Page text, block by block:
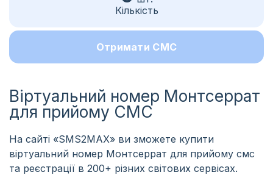
Кількість
Отримати СМС
Віртуальний номер Монтсеррат
для прийому СМС
На сайті «SMS2MAX» ви зможете купити
віртуальний номер Монтсеррат для прийому смс
та реєстрації в 200+ різних світових сервісах.